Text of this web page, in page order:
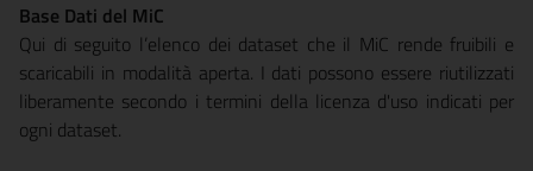
Base Dati del MiC
Qui di seguito l’elenco dei dataset che il MiC rende fruibili e
scaricabili in modalità aperta. I dati possono essere riutilizzati
liberamente secondo i termini della licenza d'uso indicati per
ogni dataset.